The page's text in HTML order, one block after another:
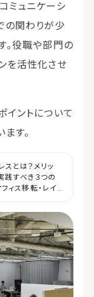
ミュニケーシ
の関わりが少
。役職や部門の
を活性化させ
イントについて
す。
スとは？メリッ
践すべき３つの
ィス移転・レイ